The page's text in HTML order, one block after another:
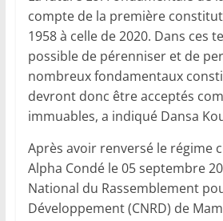
compte de la première
1958 à celle de 2020. Dans ces
possible de pérenniser et de
nombreux fondamentaux
devront donc être acceptés
immuables, a indiqué Dansa
Après avoir renversé le régime
Alpha Condé le 05 septembre
National du Rassemblement
Développement (CNRD) de